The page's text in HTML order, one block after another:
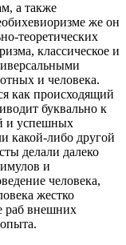
а также
же он
теоретических
классическое и
и человека.
как происходящий
буквально к
и успешных
какой-либо другой
делали далеко
и
человека,
жестко
раб внешних